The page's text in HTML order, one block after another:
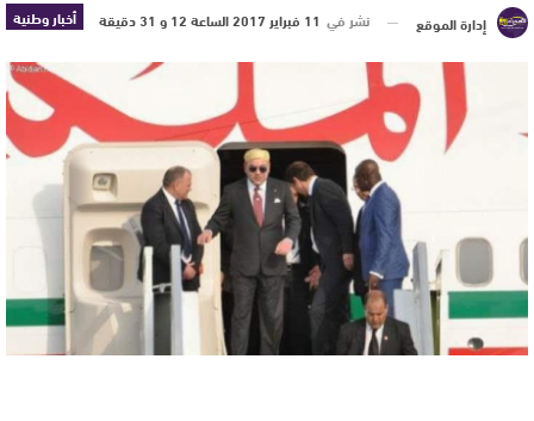
أخبار وطنية إدارة الموقع نشر في 11 فبراير 2017 الساعة 12 و 31 دقيقة